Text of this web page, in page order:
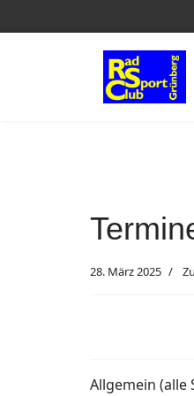
28. März 2025
Allgemein (alle